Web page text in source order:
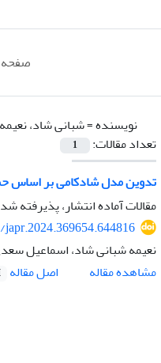
نویسنده =شبانی شاد، نعیمه
تعداد مقالات:
1
تدوین مدل شادکامی بر اساس
مقالات آماده انتشار، پذیرفته
نعیمه شبانی شاد، اسماعیل
مشاهده مقاله
اصل مقاله